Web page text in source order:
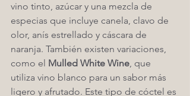
vino tinto, azúcar y una mezcla de
especias que incluye canela, clavo de
olor, anís estrellado y cáscara de
naranja. También existen variaciones,
como el Mulled White Wine, que
utiliza vino blanco para un sabor más
ligero y afrutado. Este tipo de cóctel es